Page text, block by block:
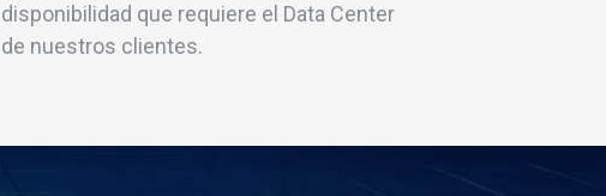
disponibilidad que requiere el Data Center
de nuestros clientes.